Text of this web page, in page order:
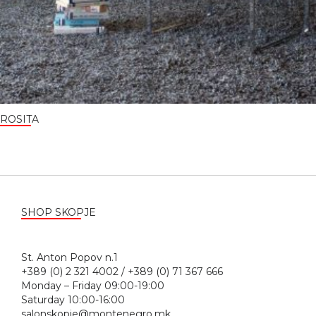
ROSITA
SHOP SKOPJE
St. Anton Popov n.1
+389 (0) 2 321 4002 / +389 (0) 71 367 666
Monday – Friday 09:00-19:00
Saturday 10:00-16:00